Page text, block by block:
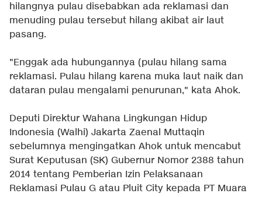
hilangnya pulau disebabkan ada reklamasi dan
menuding pulau tersebut hilang akibat air laut
pasang.
"Enggak ada hubungannya (pulau hilang sama
reklamasi. Pulau hilang karena muka laut naik dan
dataran pulau mengalami penurunan," kata Ahok.
Deputi Direktur Wahana Lingkungan Hidup
Indonesia (Walhi) Jakarta Zaenal Muttaqin
sebelumnya mengingatkan Ahok untuk mencabut
Surat Keputusan (SK) Gubernur Nomor 2388 tahun
2014 tentang Pemberian Izin Pelaksanaan
Reklamasi Pulau G atau Pluit City kepada PT Muara